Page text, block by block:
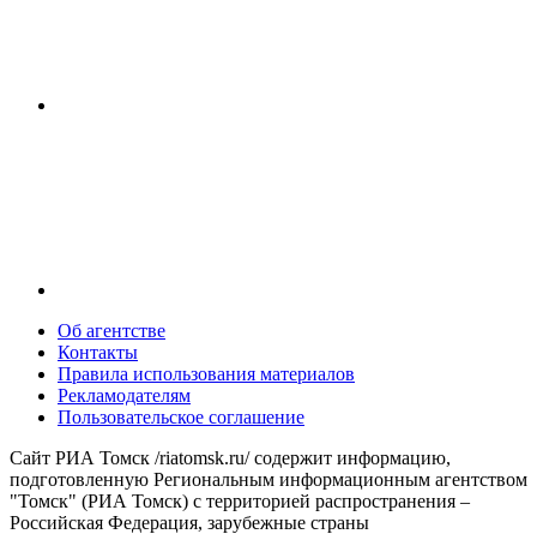
Об агентстве
Контакты
Правила использования материалов
Рекламодателям
Пользовательское соглашение
Сайт РИА Томск /riatomsk.ru/ содержит информацию,
подготовленную Региональным информационным агентством
"Томск" (РИА Томск) с территорией распространения –
Российская Федерация, зарубежные страны